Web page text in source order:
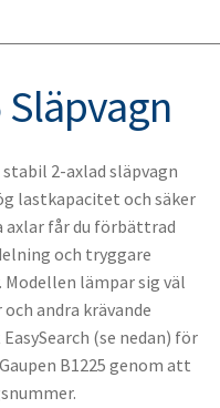
stabil 2-axlad släpvagn
lastkapacitet och säker
axlar får du förbättrad
och tryggare
lämpar sig väl
andra krävande
(se nedan) för
B1225 genom att